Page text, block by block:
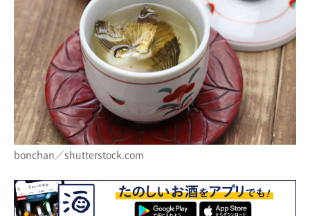
bonchan／shutterstock.com